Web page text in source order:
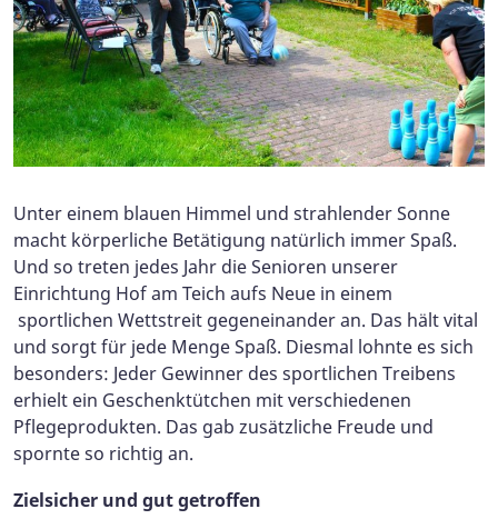
Unter einem blauen Himmel und strahlender Sonne
macht körperliche Betätigung natürlich immer Spaß.
Und so treten jedes Jahr die Senioren unserer
Einrichtung Hof am Teich aufs Neue in einem
sportlichen Wettstreit gegeneinander an. Das hält vital
und sorgt für jede Menge Spaß. Diesmal lohnte es sich
besonders: Jeder Gewinner des sportlichen Treibens
erhielt ein Geschenktütchen mit verschiedenen
Pflegeprodukten. Das gab zusätzliche Freude und
spornte so richtig an.
Zielsicher und gut getroffen